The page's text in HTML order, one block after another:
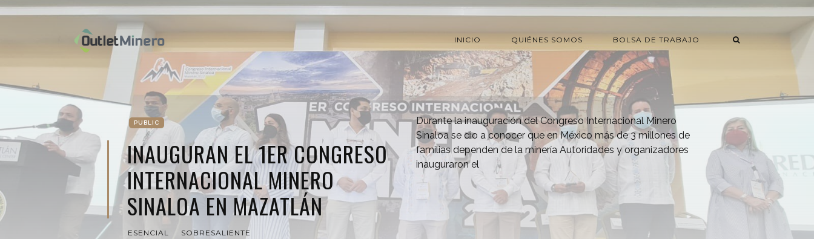
INICIO QUIÉNES SOMOS BOLSA DE TRABAJO
PUBLIC
INAUGURAN EL 1ER CONGRESO
INTERNACIONAL MINERO
SINALOA EN MAZATLÁN
ESENCIAL SOBRESALIENTE
Durante la inauguración del Congreso Internacional Minero
Sinaloa se dio a conocer que en México más de 3 millones de
familias dependen de la minería Autoridades y organizadores
inauguraron el